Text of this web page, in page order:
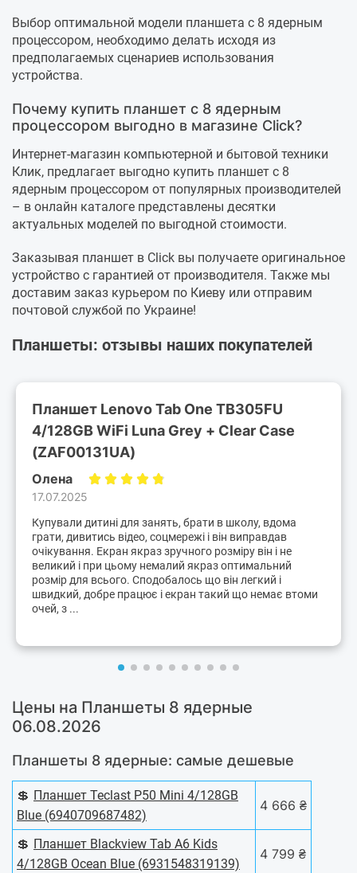
Выбор оптимальной модели планшета с 8 ядерным
процессором, необходимо делать исходя из
предполагаемых сценариев использования
устройства.
Почему купить планшет с 8 ядерным
процессором выгодно в магазине Click?
Интернет-магазин компьютерной и бытовой техники
Клик, предлагает выгодно купить планшет с 8
ядерным процессором от популярных производителей
– в онлайн каталоге представлены десятки
актуальных моделей по выгодной стоимости.
Заказывая планшет в Click вы получаете оригинальное
устройство с гарантией от производителя. Также мы
доставим заказ курьером по Киеву или отправим
почтовой службой по Украине!
Планшеты: отзывы наших покупателей
Планшет Lenovo Tab One TB305FU
4/128GB WiFi Luna Grey + Clear Case
(ZAF00131UA)
Олена
17.07.2025
Купували дитині для занять, брати в школу, вдома
грати, дивитись відео, соцмережі і він виправдав
очікування. Екран якраз зручного розміру він і не
великий і при цьому немалий якраз оптимальний
розмір для всього. Сподобалось що він легкий і
швидкий, добре працює і екран такий що немає втоми
очей, з ...
Цены на Планшеты 8 ядерные
06.08.2026
Планшеты 8 ядерные: самые дешевые
💲 Планшет Teclast P50 Mini 4/128GB
Blue (6940709687482)
4 666 ₴
💲 Планшет Blackview Tab A6 Kids
4/128GB Ocean Blue (6931548319139)
4 799 ₴